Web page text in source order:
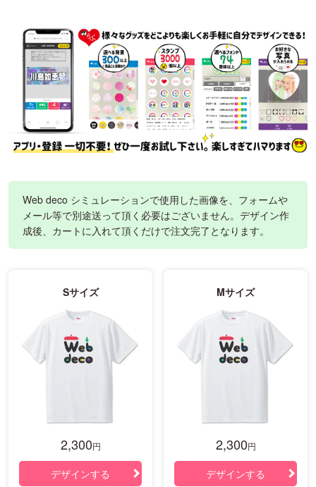
Web deco シミュレーションで使用した画像を、フォームや
メール等で別途送って頂く必要はございません。デザイン作
成後、カートに入れて頂くだけで注文完了となります。
Sサイズ
2,300円
デザインする
Mサイズ
2,300円
デザインする